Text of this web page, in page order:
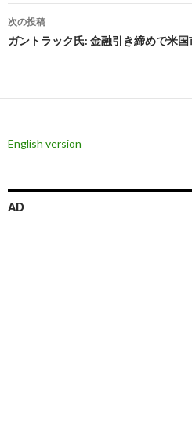
ナ
ビ
ゲ
ー
ョ
次の投稿
ガントラック氏: 金融引き締めで米国
English version
AD